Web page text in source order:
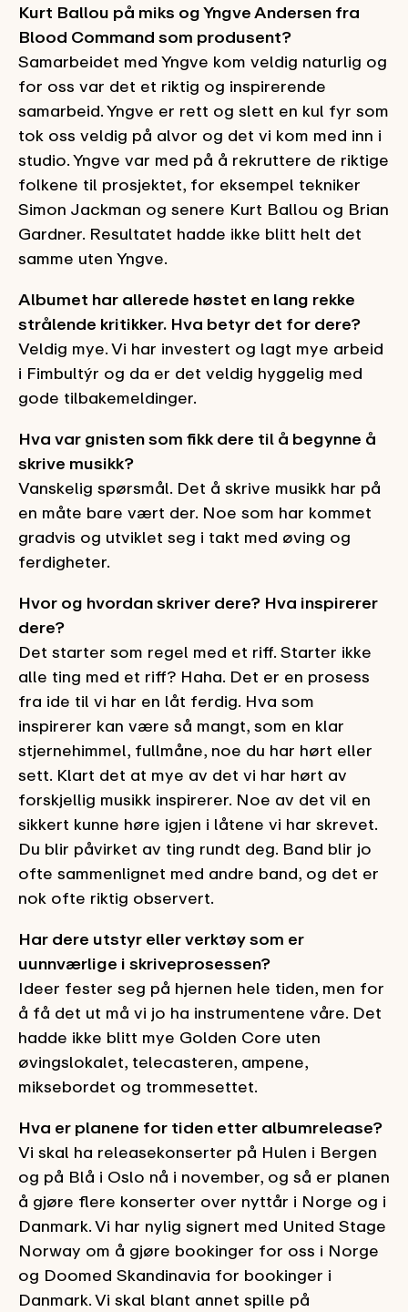
Kurt Ballou på miks og Yngve Andersen fra
Blood Command som produsent?
Samarbeidet med Yngve kom veldig naturlig og
for oss var det et riktig og inspirerende
samarbeid. Yngve er rett og slett en kul fyr som
tok oss veldig på alvor og det vi kom med inn i
studio. Yngve var med på å rekruttere de riktige
folkene til prosjektet, for eksempel tekniker
Simon Jackman og senere Kurt Ballou og Brian
Gardner. Resultatet hadde ikke blitt helt det
samme uten Yngve.
Albumet har allerede høstet en lang rekke
strålende kritikker. Hva betyr det for dere?
Veldig mye. Vi har investert og lagt mye arbeid
i Fimbultýr og da er det veldig hyggelig med
gode tilbakemeldinger.
Hva var gnisten som fikk dere til å begynne å
skrive musikk?
Vanskelig spørsmål. Det å skrive musikk har på
en måte bare vært der. Noe som har kommet
gradvis og utviklet seg i takt med øving og
ferdigheter.
Hvor og hvordan skriver dere? Hva inspirerer
dere?
Det starter som regel med et riff. Starter ikke
alle ting med et riff? Haha. Det er en prosess
fra ide til vi har en låt ferdig. Hva som
inspirerer kan være så mangt, som en klar
stjernehimmel, fullmåne, noe du har hørt eller
sett. Klart det at mye av det vi har hørt av
forskjellig musikk inspirerer. Noe av det vil en
sikkert kunne høre igjen i låtene vi har skrevet.
Du blir påvirket av ting rundt deg. Band blir jo
ofte sammenlignet med andre band, og det er
nok ofte riktig observert.
Har dere utstyr eller verktøy som er
uunnværlige i skriveprosessen?
Ideer fester seg på hjernen hele tiden, men for
å få det ut må vi jo ha instrumentene våre. Det
hadde ikke blitt mye Golden Core uten
øvingslokalet, telecasteren, ampene,
miksebordet og trommesettet.
Hva er planene for tiden etter albumrelease?
Vi skal ha releasekonserter på Hulen i Bergen
og på Blå i Oslo nå i november, og så er planen
å gjøre flere konserter over nyttår i Norge og i
Danmark. Vi har nylig signert med United Stage
Norway om å gjøre bookinger for oss i Norge
og Doomed Skandinavia for bookinger i
Danmark. Vi skal blant annet spille på